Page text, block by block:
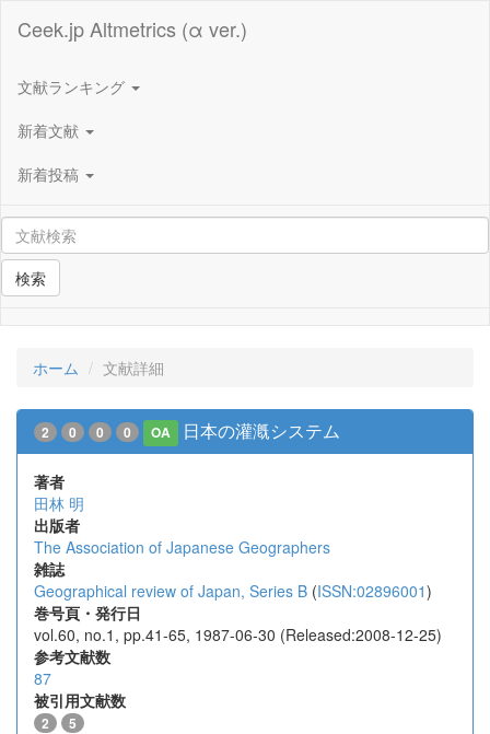
Ceek.jp Altmetrics (α ver.)
文献ランキング
新着文献
新着投稿
検索
ホーム 文献詳細
2 0 0 0 OA 日本の灌漑システム
著者
田林 明
出版者
The Association of Japanese Geographers
雑誌
Geographical review of Japan, Series B (ISSN:02896001)
巻号頁・発行日
vol.60, no.1, pp.41-65, 1987-06-30 (Released:2008-12-25)
参考文献数
87
被引用文献数
2 5